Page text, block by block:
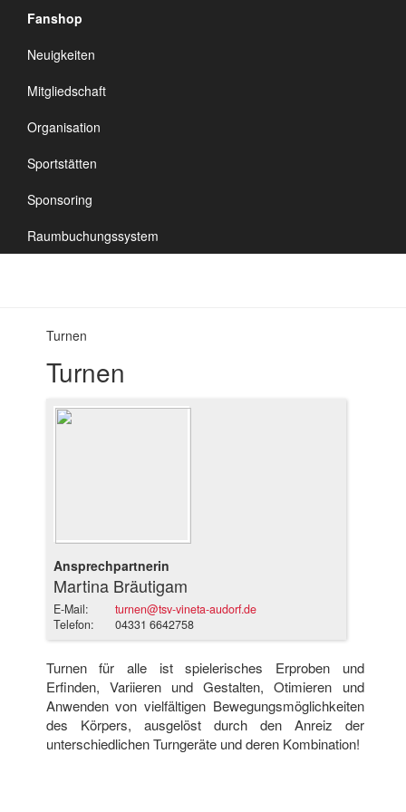
Fanshop
Neuigkeiten
Mitgliedschaft
Organisation
Sportstätten
Sponsoring
Raumbuchungssystem
TSV Vineta
Audorf
Turnen
Turnen
Ansprechpartnerin
Martina Bräutigam
E-Mail:
turnen@tsv-vineta-audorf.de
Telefon:
04331 6642758
Turnen für alle ist spielerisches Erproben und
Erfinden, Variieren und Gestalten, Otimieren und
Anwenden von vielfältigen Bewegungsmöglichkeiten
des Körpers, ausgelöst durch den Anreiz der
unterschiedlichen Turngeräte und deren Kombination!